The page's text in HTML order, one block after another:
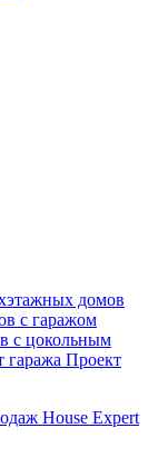
домов
с гаражом
с цокольным
гаража Проект
House Expert